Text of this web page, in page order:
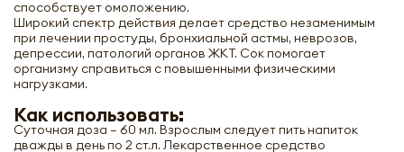
способствует омоложению.
Широкий спектр действия делает средство незаменимым
при лечении простуды, бронхиальной астмы, неврозов,
депрессии, патологий органов ЖКТ. Сок помогает
организму справиться с повышенными физическими
нагрузками.
Как использовать:
Суточная доза – 60 мл. Взрослым следует пить напиток
дважды в день по 2 ст.л. Лекарственное средство